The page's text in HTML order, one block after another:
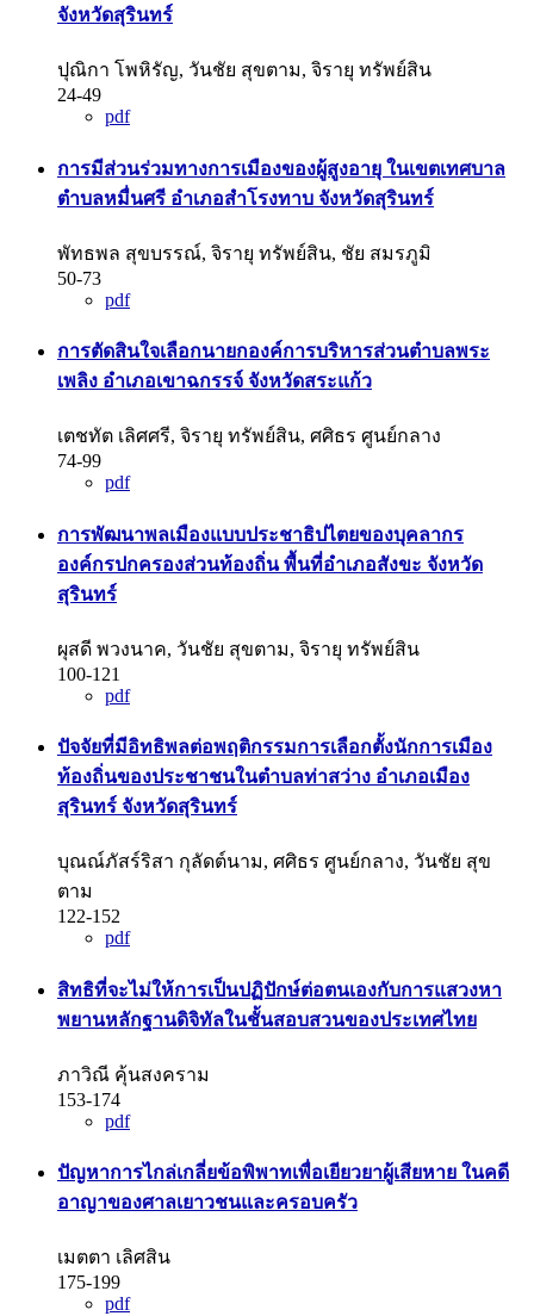
จังหวัดสุรินทร์
ปุณิกา โพหิรัญ, วันชัย สุขตาม, จิรายุ ทรัพย์สิน
24-49
pdf
การมีส่วนร่วมทางการเมืองของผู้สูงอายุ ในเขตเทศบาล
ตำบลหมื่นศรี อำเภอสำโรงทาบ จังหวัดสุรินทร์
พัทธพล สุขบรรณ์, จิรายุ ทรัพย์สิน, ชัย สมรภูมิ
50-73
pdf
การตัดสินใจเลือกนายกองค์การบริหารส่วนตำบลพระ
เพลิง อำเภอเขาฉกรรจ์ จังหวัดสระแก้ว
เตชทัต เลิศศรี, จิรายุ ทรัพย์สิน, ศศิธร ศูนย์กลาง
74-99
pdf
การพัฒนาพลเมืองแบบประชาธิปไตยของบุคลากร
องค์กรปกครองส่วนท้องถิ่น พื้นที่อำเภอสังขะ จังหวัด
สุรินทร์
ผุสดี พวงนาค, วันชัย สุขตาม, จิรายุ ทรัพย์สิน
100-121
pdf
ปัจจัยที่มีอิทธิพลต่อพฤติกรรมการเลือกตั้งนักการเมือง
ท้องถิ่นของประชาชนในตำบลท่าสว่าง อำเภอเมือง
สุรินทร์ จังหวัดสุรินทร์
บุณณ์ภัสร์ริสา กุลัดต์นาม, ศศิธร ศูนย์กลาง, วันชัย สุข
ตาม
122-152
pdf
สิทธิที่จะไม่ให้การเป็นปฏิปักษ์ต่อตนเองกับการแสวงหา
พยานหลักฐานดิจิทัลในชั้นสอบสวนของประเทศไทย
ภาวิณี คุ้นสงคราม
153-174
pdf
ปัญหาการไกล่เกลี่ยข้อพิพาทเพื่อเยียวยาผู้เสียหาย ในคดี
อาญาของศาลเยาวชนและครอบครัว
เมตตา เลิศสิน
175-199
pdf